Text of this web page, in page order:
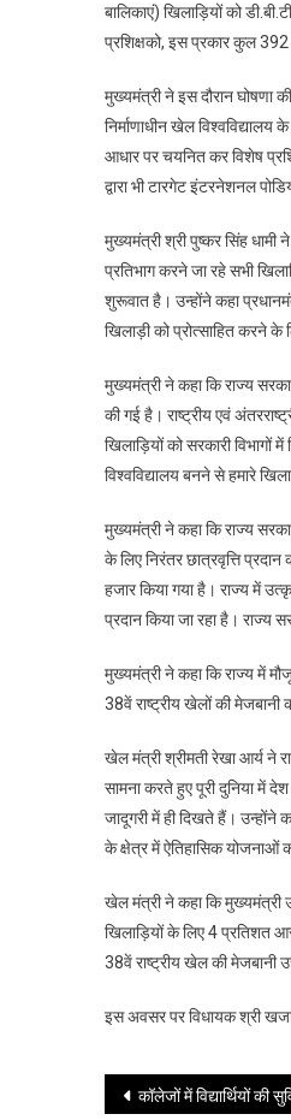
बालिकाएं) खिलाड़ियों को
प्रशिक्षको, इस प्रकार कुल 392
मुख्यमंत्री ने इस दौरान घोषणा
निर्माणाधीन खेल
आधार पर चयनित कर विशेष
द्वारा भी टारगेट इंटरनेशनल
मुख्यमंत्री श्री पुष्कर सिंह
प्रतिभाग करने जा रहे सभी
शुरूवात है। उन्होंने कहा
खिलाड़ी को प्रोत्साहित करने
मुख्यमंत्री ने कहा कि राज्य
की गई है। राष्ट्रीय एवं
खिलाड़ियों को सरकारी विभागों
विश्वविद्यालय बनने से हमारे
मुख्यमंत्री ने कहा कि राज्य
के लिए निरंतर छात्रवृत्ति
हजार किया गया है। राज्य में
प्रदान किया जा रहा है।
मुख्यमंत्री ने कहा कि राज्य में
38वें राष्ट्रीय खेलों की मेजबानी
खेल मंत्री श्रीमती रेखा आर्य ने
सामना करते हुए पूरी दुनिया में
जादूगरी में ही दिखते हैं। उन्होंने
के क्षेत्र में ऐतिहासिक योजनाओं
खेल मंत्री ने कहा कि मुख्यमंत्री
खिलाड़ियों के लिए 4 प्रतिशत
38वें राष्ट्रीय खेल की मेजबानी
इस अवसर पर विधायक श्री
Post
कॉलेजों में विद्यार्थियों की सुविधाओं और उनके सर्वांगीण विकास में कोई कोर कसर न